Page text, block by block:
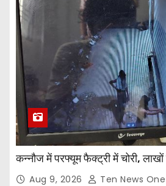
कन्नौज में परफ्यूम फैक्ट्री में चोरी,
Aug 9, 2026 Ten News